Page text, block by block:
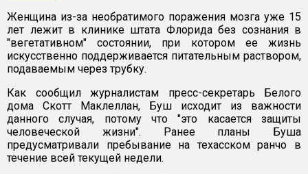
Женщина из-за необратимого поражения мозга уже 15
лет лежит в клинике штата Флорида без сознания в
"вегетативном" состоянии, при котором ее жизнь
искусственно поддерживается питательным раствором,
подаваемым через трубку.
Как сообщил журналистам пресс-секретарь Белого
дома Скотт Маклеллан, Буш исходит из важности
данного случая, потому что "это касается защиты
человеческой жизни". Ранее планы Буша
предусматривали пребывание на техасском ранчо в
течение всей текущей недели.